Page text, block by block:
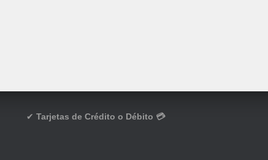
✔ Tarjetas de Crédito o Débito 💳